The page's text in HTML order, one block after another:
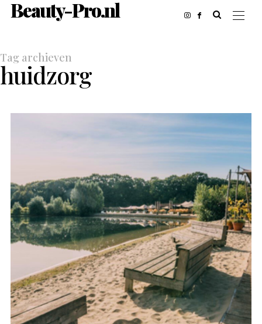
Beauty-Pro.nl
Tag archieven
huidzorg